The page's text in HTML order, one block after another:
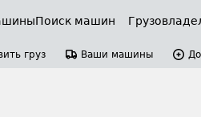
Поиск машин
груз Ваши машины